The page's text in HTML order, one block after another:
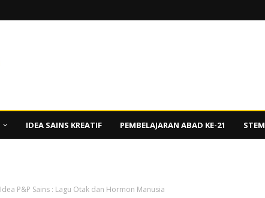
IDEA SAINS KREATIF PEMBELAJARAN ABAD KE-21 STEM
Idea P&P Sains : Lagu Otak dan Hormon Manusia